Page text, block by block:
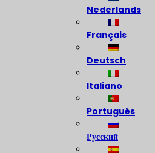
Nederlands
Français
Deutsch
Italiano
Português
Русский